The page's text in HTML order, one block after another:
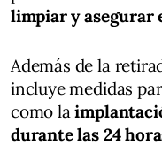
limpiar y asegurar
Además de la
incluye medidas
como la
durante las 24